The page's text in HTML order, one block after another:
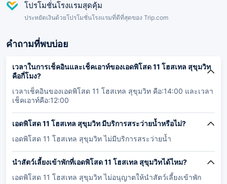
โปรโมชั่นโรงแรมสุดคุ้ม
ประหยัดเงินด้วยโปรโมชั่นโรงแรมที่ดีที่สุดของ Trip.com
คำถามที่พบบ่อย
เวลาในการเช็คอินและเช็คเอาท์ของเอดพิโสด 11 โฮสเทล สุขุมวิท
คือกี่โมง?
เวลาเช็คอินของเอดพิโสด 11 โฮสเทล สุขุมวิท คือ:14:00 และเวลา
เช็คเอาท์คือ:12:00
เอดพิโสด 11 โฮสเทล สุขุมวิท มีบริการสระว่ายน้ำหรือไม่?
เอดพิโสด 11 โฮสเทล สุขุมวิท ไม่มีบริการสระว่ายน้ำ
นำสัตว์เลี้ยงเข้าพักที่เอดพิโสด 11 โฮสเทล สุขุมวิทได้ไหม?
เอดพิโสด 11 โฮสเทล สุขุมวิท ไม่อนุญาตให้นำสัตว์เลี้ยงเข้าพัก